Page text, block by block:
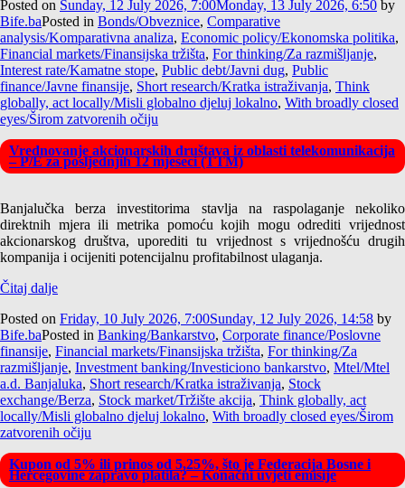
Posted on Sunday, 12 July 2026, 7:00Monday, 13 July 2026, 6:50 by
Bife.baPosted in Bonds/Obveznice, Comparative
analysis/Komparativna analiza, Economic policy/Ekonomska politika,
Financial markets/Finansijska tržišta, For thinking/Za razmišljanje,
Interest rate/Kamatne stope, Public debt/Javni dug, Public
finance/Javne finansije, Short research/Kratka istraživanja, Think
globally, act locally/Misli globalno djeluj lokalno, With broadly closed
eyes/Širom zatvorenih očiju
Vrednovanje akcionarskih društava iz oblasti telekomunikacija
– P/E za posljednjih 12 mjeseci (TTM)
Banjalučka berza investitorima stavlja na raspolaganje nekoliko
direktnih mjera ili metrika pomoću kojih mogu odrediti vrijednost
akcionarskog društva, uporediti tu vrijednost s vrijednošću drugih
kompanija i ocijeniti potencijalnu profitabilnost ulaganja.
Čitaj dalje
Posted on Friday, 10 July 2026, 7:00Sunday, 12 July 2026, 14:58 by
Bife.baPosted in Banking/Bankarstvo, Corporate finance/Poslovne
finansije, Financial markets/Finansijska tržišta, For thinking/Za
razmišljanje, Investment banking/Investiciono bankarstvo, Mtel/Mtel
a.d. Banjaluka, Short research/Kratka istraživanja, Stock
exchange/Berza, Stock market/Tržište akcija, Think globally, act
locally/Misli globalno djeluj lokalno, With broadly closed eyes/Širom
zatvorenih očiju
Kupon od 5% ili prinos od 5,25%, što je Federacija Bosne i
Hercegovine zapravo platila? – Konačni uvjeti emisije